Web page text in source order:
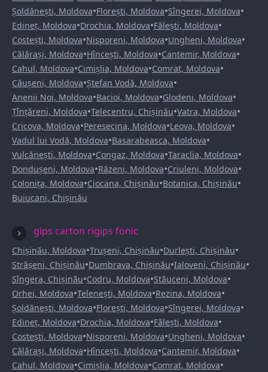
Șoldănești, Moldova•Florești, Moldova•Sîngerei, Moldova•
Edineț, Moldova•Drochia, Moldova•Fălești, Moldova•
Costești, Moldova•Nisporeni, Moldova•Ungheni, Moldova•
Călărași, Moldova•Hîncești, Moldova•Cantemir, Moldova•
Cahul, Moldova•Cimișlia, Moldova•Comrat, Moldova•
Căușeni, Moldova•Ștefan Vodă, Moldova•
Anenii Noi, Moldova•Bacioi, Moldova•Glodeni, Moldova•
Țînțăreni, Moldova•Telecentru, Chișinău•Vatra, Moldova•
Cricova, Moldova•Peresecina, Moldova•Leova, Moldova•
Vadul lui Vodă, Moldova•Basarabeasca, Moldova•
Vulcănești, Moldova•Congaz, Moldova•Taraclia, Moldova•
Dondușeni, Moldova•Răzeni, Moldova•Criuleni, Moldova•
Colonița, Moldova•Ciocana, Chișinău•Botanica, Chișinău•
Buiucani, Chișinău
gips carton rigips fonic
Chișinău, Moldova•Trușeni, Chișinău•Durlești, Chișinău•
Strășeni, Chișinău•Dumbrava, Chișinău•Ialoveni, Chișinău•
Sîngera, Chișinău•Codru, Moldova•Stăuceni, Moldova•
Orhei, Moldova•Telenești, Moldova•Rezina, Moldova•
Șoldănești, Moldova•Florești, Moldova•Sîngerei, Moldova•
Edineț, Moldova•Drochia, Moldova•Fălești, Moldova•
Costești, Moldova•Nisporeni, Moldova•Ungheni, Moldova•
Călărași, Moldova•Hîncești, Moldova•Cantemir, Moldova•
Cahul, Moldova•Cimișlia, Moldova•Comrat, Moldova•